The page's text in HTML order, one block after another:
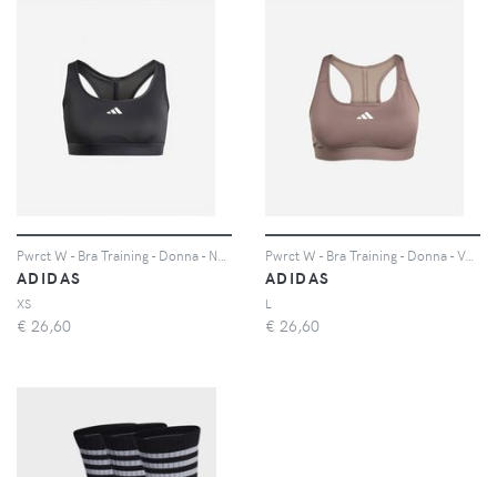
ADIDAS
XS
€ 26,60
Pwrct W - Bra Training - Donna - Verde
ADIDAS
L
€ 26,60